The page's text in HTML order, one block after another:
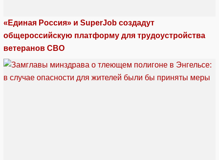
«Единая Россия» и SuperJob создадут
общероссийскую платформу для трудоустройства
ветеранов СВО